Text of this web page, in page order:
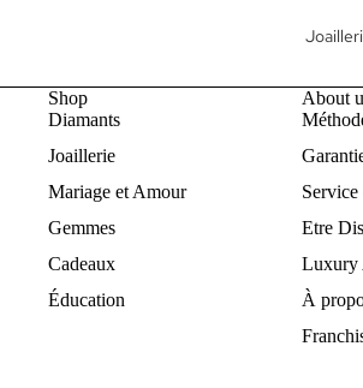
Bijoux
Earrings
Shop
Diamants
Joaillerie
Mariage et Amour
Gemmes
Cadeaux
Éducation
About
Etre
Luxury
À